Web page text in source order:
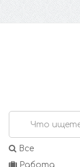
Все
Работа